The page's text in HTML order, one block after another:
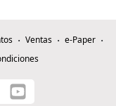
Ventas
e-Paper